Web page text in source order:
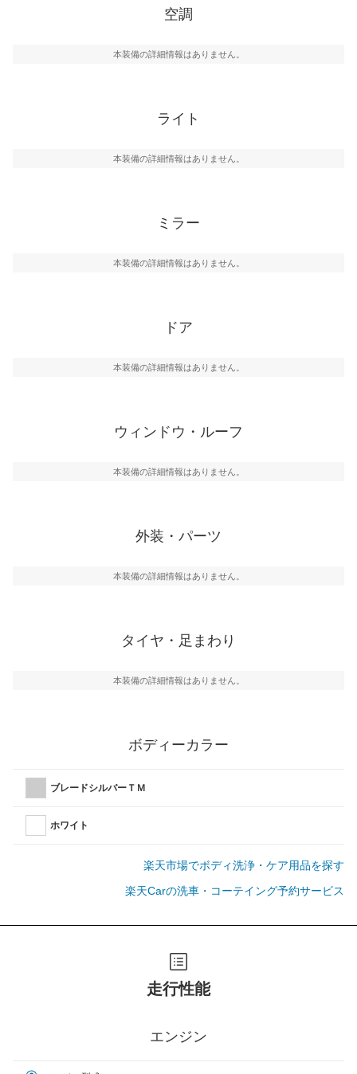
空調
本装備の詳細情報はありません。
ライト
本装備の詳細情報はありません。
ミラー
本装備の詳細情報はありません。
ドア
本装備の詳細情報はありません。
ウィンドウ・ルーフ
本装備の詳細情報はありません。
外装・パーツ
本装備の詳細情報はありません。
タイヤ・足まわり
本装備の詳細情報はありません。
ボディーカラー
ブレードシルバーＴＭ
ホワイト
楽天市場でボディ洗浄・ケア用品を探す
楽天Carの洗車・コーテイング予約サービス
走行性能
エンジン